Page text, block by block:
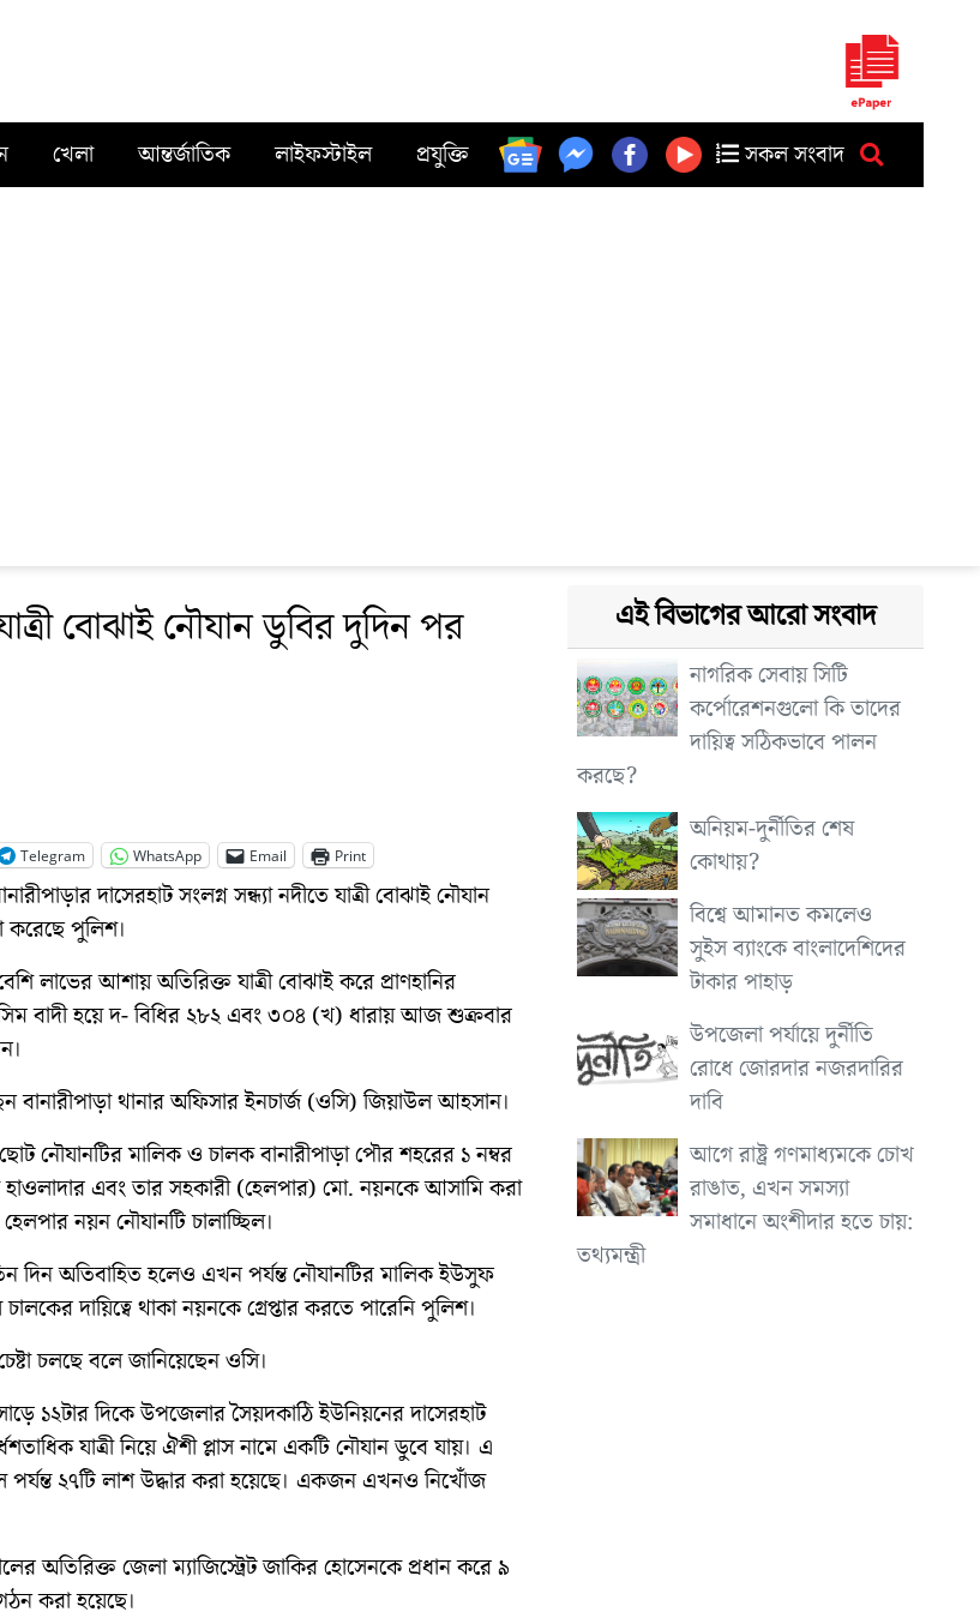
খেলা আন্তর্জাতিক লাইফস্টাইল প্রযুক্তি সকল সংবাদ
বোঝাই নৌযান ডুবির দুদিন পর
Telegram
WhatsApp Email Print
দাসেরহাট সংলগ্ন সন্ধ্যা নদীতে যাত্রী বোঝাই নৌযান
করেছে পুলিশ।
লাভের আশায় অতিরিক্ত যাত্রী বোঝাই করে প্রাণহানির
বাদী হয়ে দ- বিধির ২৮২ এবং ৩০৪ (খ) ধারায় আজ শুক্রবার
বানারীপাড়া থানার অফিসার ইনচার্জ (ওসি) জিয়াউল আহসান।
নৌযানটির মালিক ও চালক বানারীপাড়া পৌর শহরের ১ নম্বর
এবং তার সহকারী (হেলপার) মো. নয়নকে আসামি করা
নয়ন নৌযানটি চালাচ্ছিল।
দিন অতিবাহিত হলেও এখন পর্যন্ত নৌযানটির মালিক ইউসুফ
দায়িত্বে থাকা নয়নকে গ্রেপ্তার করতে পারেনি পুলিশ।
চলছে বলে জানিয়েছেন ওসি।
১২টার দিকে উপজেলার সৈয়দকাঠি ইউনিয়নের দাসেরহাট
যাত্রী নিয়ে ঐশী প্লাস নামে একটি নৌযান ডুবে যায়। এ
পর্যন্ত ২৭টি লাশ উদ্ধার করা হয়েছে। একজন এখনও নিখোঁজ
অতিরিক্ত জেলা ম্যাজিস্ট্রেট জাকির হোসেনকে প্রধান করে ৯
করা হয়েছে।
এই বিভাগের আরো সংবাদ
নাগরিক সেবায় সিটি
কর্পোরেশনগুলো কি তাদের
দায়িত্ব সঠিকভাবে পালন
করছে?
অনিয়ম-দুর্নীতির শেষ
কোথায়?
বিশ্বে আমানত কমলেও
সুইস ব্যাংকে বাংলাদেশিদের
টাকার পাহাড়
উপজেলা পর্যায়ে দুর্নীতি
রোধে জোরদার নজরদারির
দাবি
আগে রাষ্ট্র গণমাধ্যমকে চোখ
রাঙাত, এখন সমস্যা
সমাধানে অংশীদার হতে চায়:
তথ্যমন্ত্রী